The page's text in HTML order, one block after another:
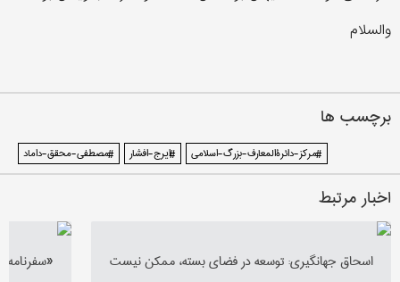
والسلام
برچسب ها
#مرکز-دائرةالمعارف-بزرگ-اسلامی #ایرج-افشار #مصطفی-محقق-داماد
اخبار مرتبط
اسحاق جهانگیری: توسعه در فضای بسته، ممکن نیست
«سفرنامه